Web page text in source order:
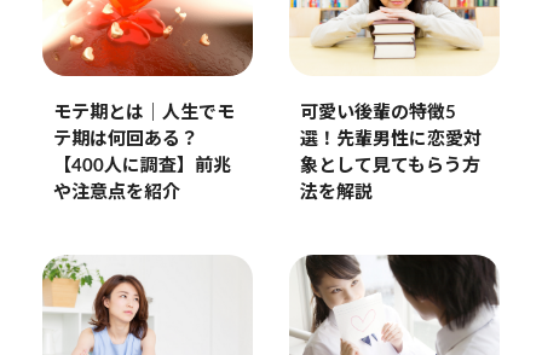
モテ期とは｜人生でモ
テ期は何回ある？
【400人に調査】前兆
や注意点を紹介
可愛い後輩の特徴5
選！先輩男性に恋愛対
象として見てもらう方
法を解説